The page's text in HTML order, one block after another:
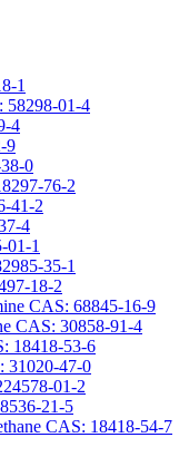
1
58298-01-4
4
9
0
76-2
41-2
4
01-1
35-1
18-2
CAS: 68845-16-9
CAS: 30858-91-4
18418-53-6
31020-47-0
01-2
21-5
CAS: 18418-54-7